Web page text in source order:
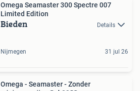
Omega Seamaster 300 Spectre 007
Limited Edition
Bieden Details
Nijmegen 31 jul 26
Omega - Seamaster - Zonder